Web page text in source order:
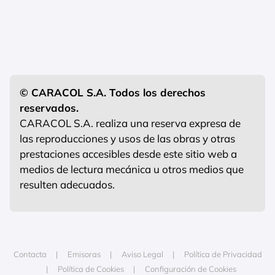
© CARACOL S.A. Todos los derechos
reservados.
CARACOL S.A. realiza una reserva expresa de
las reproducciones y usos de las obras y otras
prestaciones accesibles desde este sitio web a
medios de lectura mecánica u otros medios que
resulten adecuados.
Contacta Emisoras Aviso Legal
Política de Privacidad
Política de Cookies
Configuración de Cookies